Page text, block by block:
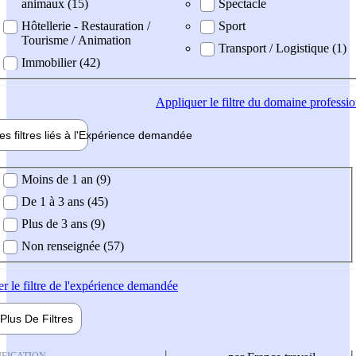
animaux (15)
Hôtellerie - Restauration /
Tourisme / Animation
Immobilier (42)
Spectacle
Sport
Transport / Logistique (1)
Appliquerle filtre du domaine
filtres liés à l'Expérience demandée
demandée
Moins de 1 an (9)
De 1 à 3 ans (45)
Plus de 3 ans (9)
Non renseignée (57)
le filtre de l'expérience demandée
Plus De Filtres